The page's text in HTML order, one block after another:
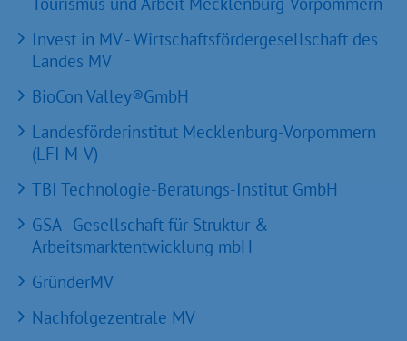
Invest in MV - Wirtschaftsfördergesellschaft des
Landes MV
BioCon Valley®GmbH
Landesförderinstitut Mecklenburg-Vorpommern
(LFI M-V)
TBI Technologie-Beratungs-Institut GmbH
GSA - Gesellschaft für Struktur &
Arbeitsmarktentwicklung mbH
GründerMV
Nachfolgezentrale MV